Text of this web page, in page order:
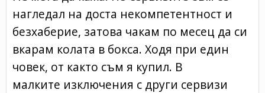
нагледал на доста некомпетентност и
безхаберие, затова чакам по месец да си
вкарам колата в бокса. Ходя при един
човек, от както съм я купил. В
малките изключения с други сервизи